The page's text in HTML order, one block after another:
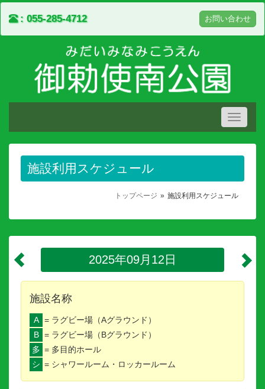
Toggle
055-285-4712 お問い合わせ
施設利用スケジュール
トップページ 施設利用スケジュール
2025年09月12日
施設名称
A = ラグビー場（Aグラウンド）
B = ラグビー場（Bグラウンド）
多 = 多目的ホール
シ = シャワールーム・ロッカールーム